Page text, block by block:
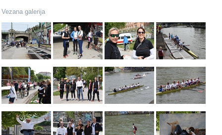
Vezana galerija